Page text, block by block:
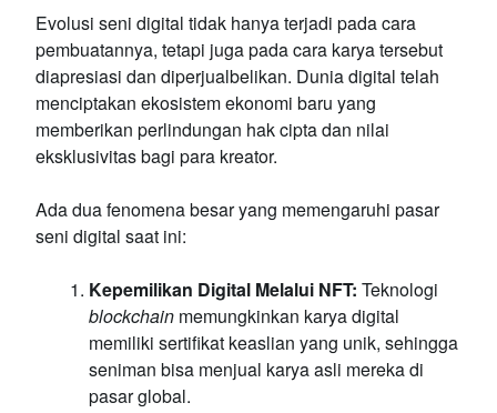
Evolusi seni digital tidak hanya terjadi pada cara
pembuatannya, tetapi juga pada cara karya tersebut
diapresiasi dan diperjualbelikan. Dunia digital telah
menciptakan ekosistem ekonomi baru yang
memberikan perlindungan hak cipta dan nilai
eksklusivitas bagi para kreator.
Ada dua fenomena besar yang memengaruhi pasar
seni digital saat ini:
Kepemilikan Digital Melalui NFT: Teknologi
blockchain memungkinkan karya digital
memiliki sertifikat keaslian yang unik, sehingga
seniman bisa menjual karya asli mereka di
pasar global.